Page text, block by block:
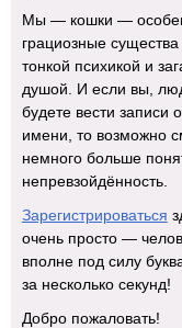
Мы — кошки —
грациозные существа
тонкой психикой и
душой. И если вы,
будете вести записи
имени, то возможно
немного больше
непревзойдённость.
Зарегистрироваться
очень просто —
вполне под силу
за несколько секунд!
Добро пожаловать!